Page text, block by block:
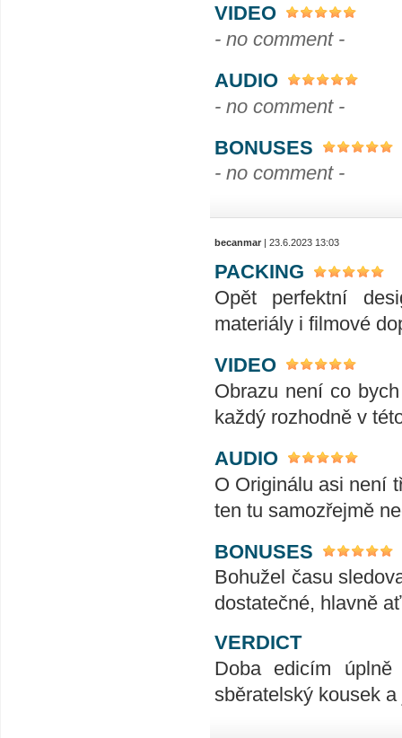
VIDEO
- no comment -
AUDIO
- no comment -
BONUSES
- no comment -
becanmar | 23.6.2023 13:03
PACKING
Opět perfektní
materiály i filmové
VIDEO
Obrazu není co
každý rozhodně v
AUDIO
O Originálu asi není
ten tu samozřejmě
BONUSES
Bohužel času
dostatečné, hlavně
VERDICT
Doba edicím
sběratelský kousek